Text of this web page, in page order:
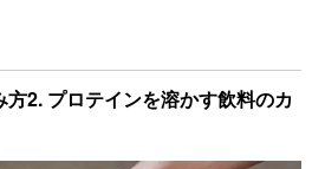
2. プロテインを溶かす飲料のカ